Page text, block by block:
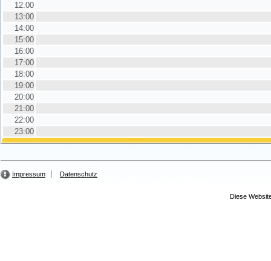
12:00
13:00
14:00
15:00
16:00
17:00
18:00
19:00
20:00
21:00
22:00
23:00
Impressum Datenschutz
Diese